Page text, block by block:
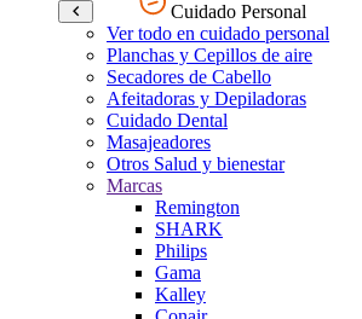
Cuidado Personal
Ver todo en cuidado personal
Planchas y Cepillos de aire
Secadores de Cabello
Afeitadoras y Depiladoras
Cuidado Dental
Masajeadores
Otros Salud y bienestar
Marcas
Remington
SHARK
Philips
Gama
Kalley